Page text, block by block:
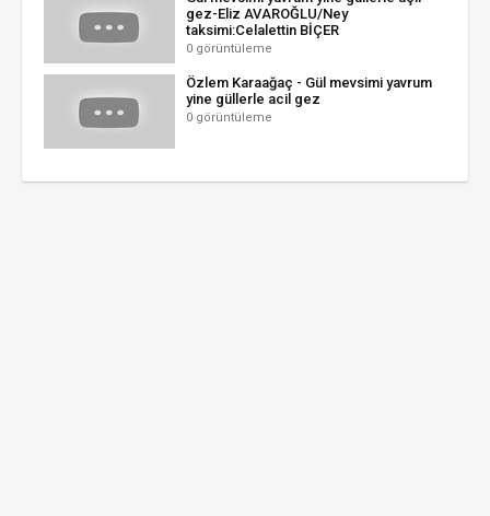
gez-Eliz AVAROĞLU/Ney
taksimi:Celalettin BİÇER
0 görüntüleme
Özlem Karaağaç - Gül mevsimi yavrum
yine güllerle acil gez
0 görüntüleme